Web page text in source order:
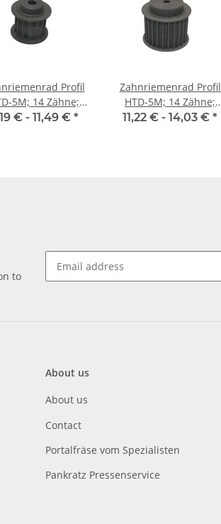
Profil
5M; 14 Zähne;
15 mm
€ - 11,49 € *
Zahnriemenrad Profil
HTD-5M; 14 Zähne;
Riemenbreite 25 mm
11,22 € - 14,03 € *
to
About us
About us
Contact
Portalfräse vom Spezialisten
Pankratz Pressenservice